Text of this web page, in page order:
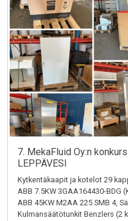
7. MekaFluid Oy:n
LEPPÄVESI
Kytkentäkaapit ja kotelot 29
ABB 7.5KW 3GAA164430-BDG
ABB 45KW M2AA 225 SMB 4,
Kulmansäätötunkit Benzlers (2